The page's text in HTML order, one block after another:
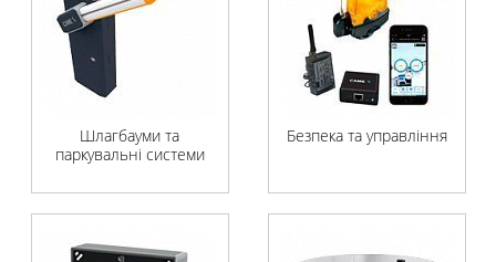
Шлагбауми та
паркувальні системи
Безпека та управління